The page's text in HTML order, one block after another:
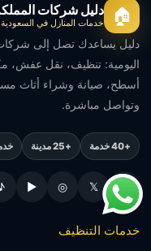
🏠 دليل شركات
خدمات المنازل في السعودية
دليل يساعدك تصل إلى
اليومية: تنظيف، نقل
أسطح، صيانة وشراء أثاث
وتواصل مباشرة.
+40 خدمة +25 مدينة خدمة
𝕏
◎
▶
خدمات التنظيف